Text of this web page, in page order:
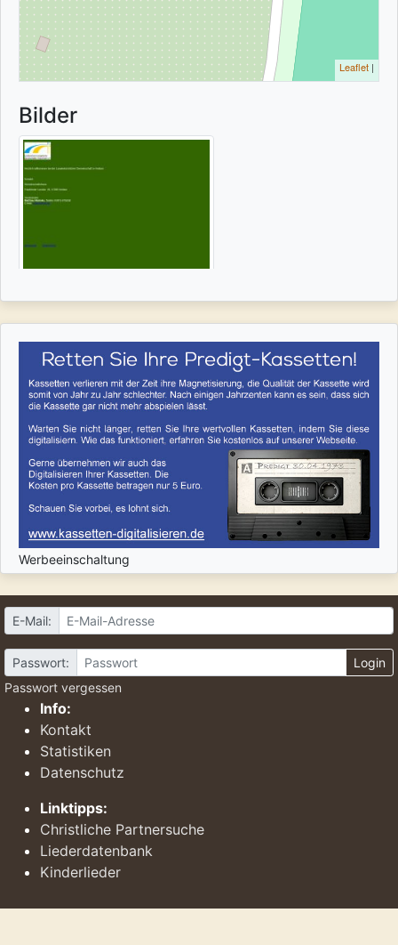
Leaflet |
Bilder
Werbeeinschaltung
E-Mail:
Passwort:
Login
Passwort vergessen
Info:
Kontakt
Statistiken
Datenschutz
Linktipps:
Christliche Partnersuche
Liederdatenbank
Kinderlieder